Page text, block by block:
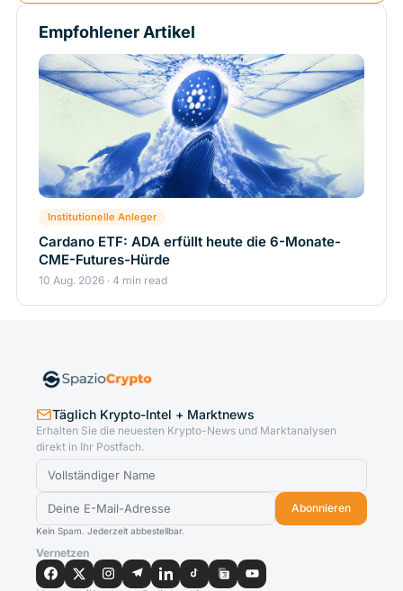
Empfohlener Artikel
Institutionelle Anleger
Cardano ETF: ADA erfüllt heute die 6-Monate-
CME-Futures-Hürde
10 Aug. 2026 · 4 min read
Täglich Krypto-Intel + Marktnews
Erhalten Sie die neuesten Krypto-News und Marktanalysen
direkt in Ihr Postfach.
Abonnieren
Kein Spam. Jederzeit abbestellbar.
Vernetzen